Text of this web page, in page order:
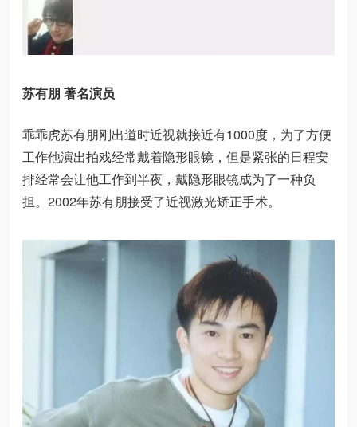
苏有朋 著名演员
乖乖虎苏有朋刚出道时近视就接近有1000度，为了方便
工作他演出拍戏经常戴着隐形眼镜，但是紧张的日程安
排经常会让他工作到半夜，戴隐形眼镜成为了一种负
担。2002年苏有朋接受了近视激光矫正手术。